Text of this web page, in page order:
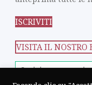
ISCRIVITI
VISITA IL NOSTRO
Scrivi una